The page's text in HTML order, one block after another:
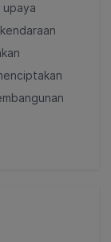
upaya